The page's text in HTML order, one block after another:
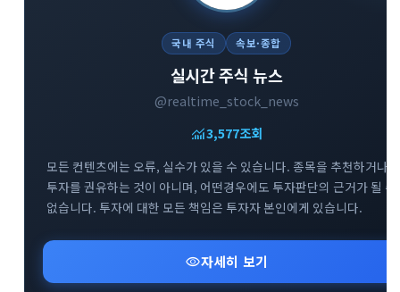
국내 주식 속보·종합
실시간 주식 뉴스
@realtime_stock_news
monitoring3,577조회
모든 컨텐츠에는 오류, 실수가 있을 수 있습니다. 종목을 추천하거나
투자를 권유하는 것이 아니며, 어떤경우에도 투자판단의 근거가 될 수
없습니다. 투자에 대한 모든 책임은 투자자 본인에게 있습니다.
visibility자세히 보기